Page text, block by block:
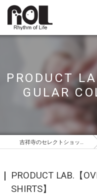
PRODUCT
GULAR
吉祥寺のセレクトショップはROL（ロル）
PRODUCT LAB.【
SHIRTS】